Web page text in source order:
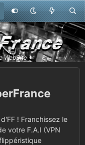
! Franchissez le
votre F.A.I (VPN